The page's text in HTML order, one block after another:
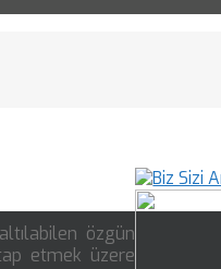
özgün
etmek üzere